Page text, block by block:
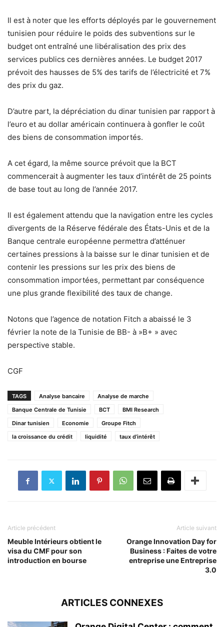
Il est à noter que les efforts déployés par le gouvernement
tunisien pour réduire le poids des subventions sur le
budget ont entraîné une libéralisation des prix des
services publics ces dernières années. Le budget 2017
prévoit des hausses de 5% des tarifs de l’électricité et 7%
des prix du gaz.
D’autre part, la dépréciation du dinar tunisien par rapport à
l’euro et au dollar américain continuera à gonfler le coût
des biens de consommation importés.
A cet égard, la même source prévoit que la BCT
commencerait à augmenter les taux d’intérêt de 25 points
de base tout au long de l’année 2017.
Il est également attendu que la navigation entre les cycles
divergents de la Réserve fédérale des États-Unis et de la
Banque centrale européenne permettra d’atténuer
certaines pressions à la baisse sur le dinar tunisien et de
contenir les pressions sur les prix des biens de
consommation importées, permettant par conséquence
une plus grande flexibilité des taux de change.
Notons que l’agence de notation Fitch a abaissé le 3
février la note de la Tunisie de BB- à »B+ » avec
perspective stable.
CGF
TAGS Analyse bancaire
Analyse de marche
Banque Centrale de Tunisie
BCT
BMI Research
Dinar tunisien
Economie
Groupe Fitch
la croissance du crédit
liquidité taux d’intérêt
Article précédent
Meuble Intérieurs obtient le
visa du CMF pour son
introduction en bourse
Article suivant
Orange Innovation Day for
Business : Faites de votre
entreprise une Entreprise
3.0
ARTICLES CONNEXES